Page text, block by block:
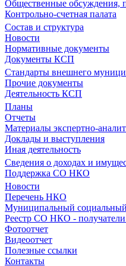
Общественные обсуждения,
Контрольно-счетная палата
Состав и структура
Новости
Нормативные документы
Документы КСП
Стандарты внешнего
Прочие документы
Деятельность КСП
Планы
Отчеты
Материалы экспертно-
Доклады и выступления
Иная деятельность
Сведения о доходах и
Поддержка СО НКО
Новости
Перечень НКО
Муниципальный
Реестр СО НКО -
Фотоотчет
Видеоотчет
Полезные ссылки
Контакты